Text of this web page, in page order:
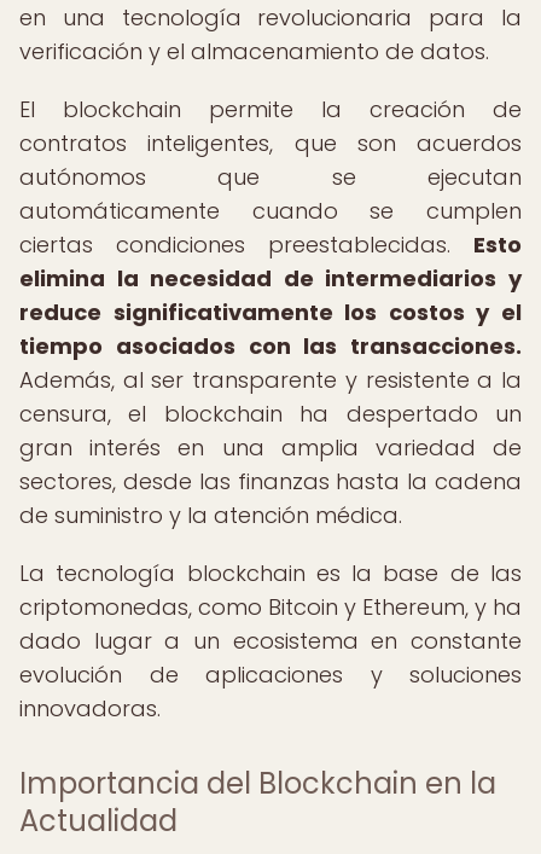
en una tecnología revolucionaria para la
verificación y el almacenamiento de datos.
El blockchain permite la creación de
contratos inteligentes, que son acuerdos
autónomos que se ejecutan
automáticamente cuando se cumplen
ciertas condiciones preestablecidas. Esto
elimina la necesidad de intermediarios y
reduce significativamente los costos y el
tiempo asociados con las transacciones.
Además, al ser transparente y resistente a la
censura, el blockchain ha despertado un
gran interés en una amplia variedad de
sectores, desde las finanzas hasta la cadena
de suministro y la atención médica.
La tecnología blockchain es la base de las
criptomonedas, como Bitcoin y Ethereum, y ha
dado lugar a un ecosistema en constante
evolución de aplicaciones y soluciones
innovadoras.
Importancia del Blockchain en la
Actualidad